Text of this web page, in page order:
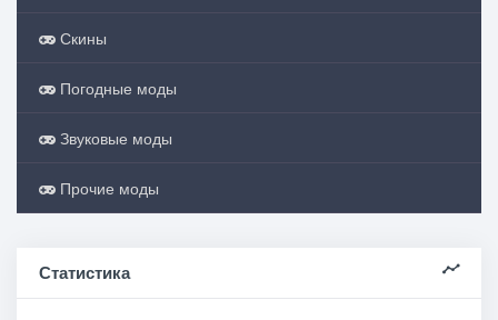
Скины
Погодные моды
Звуковые моды
Прочие моды
Статистика